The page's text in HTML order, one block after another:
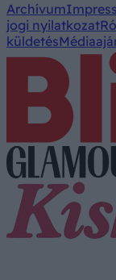
Archívum
jogi nyilatkozat
küldetés